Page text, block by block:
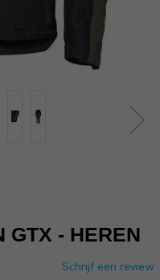
GTX - HEREN
Schrijf een review